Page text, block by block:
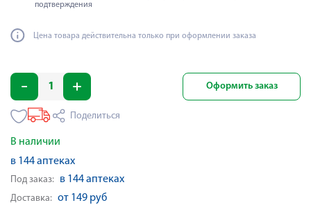
подтверждения
Цена товара действительна только при оформлении заказа
Оформить заказ
Поделиться
В наличии
в 144 аптеках
Под заказ: в 144 аптеках
Доставка: от 149 руб